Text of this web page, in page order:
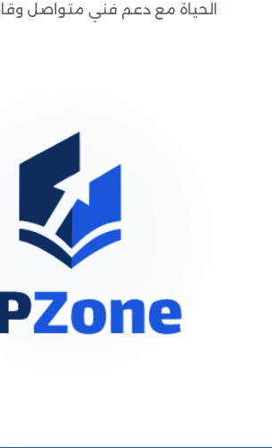
الحياة مع دعم فني متواصل